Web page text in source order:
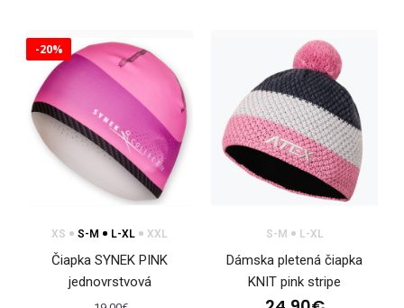
Čiapka obojstranná Winterman ružová
Čiapka obojstranná Winterman
ružováUniverzálna obojstranná čiapka WINTERMAN je
-20%
XS S-M L-XL XXL
Čiapka SYNEK PINK
jednovrstvová
S-M L-XL
Dámska pletená čiapka
KNIT pink stripe